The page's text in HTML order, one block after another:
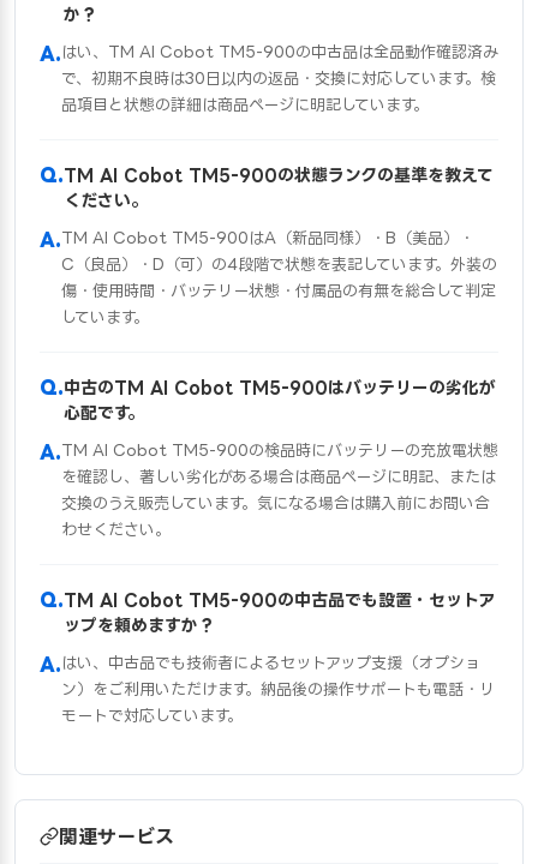
か？
はい、TM AI Cobot TM5-900の中古品は全品動作確認済み
で、初期不良時は30日以内の返品・交換に対応しています。検
品項目と状態の詳細は商品ページに明記しています。
TM AI Cobot TM5-900の状態ランクの基準を教えて
ください。
TM AI Cobot TM5-900はA（新品同様）・B（美品）・
C（良品）・D（可）の4段階で状態を表記しています。外装の
傷・使用時間・バッテリー状態・付属品の有無を総合して判定
しています。
中古のTM AI Cobot TM5-900はバッテリーの劣化が
心配です。
TM AI Cobot TM5-900の検品時にバッテリーの充放電状態
を確認し、著しい劣化がある場合は商品ページに明記、または
交換のうえ販売しています。気になる場合は購入前にお問い合
わせください。
TM AI Cobot TM5-900の中古品でも設置・セットア
ップを頼めますか？
はい、中古品でも技術者によるセットアップ支援（オプショ
ン）をご利用いただけます。納品後の操作サポートも電話・リ
モートで対応しています。
関連サービス